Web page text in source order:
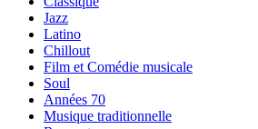
Jazz
Latino
Chillout
Film et Comédie musicale
Soul
Années 70
Musique traditionnelle